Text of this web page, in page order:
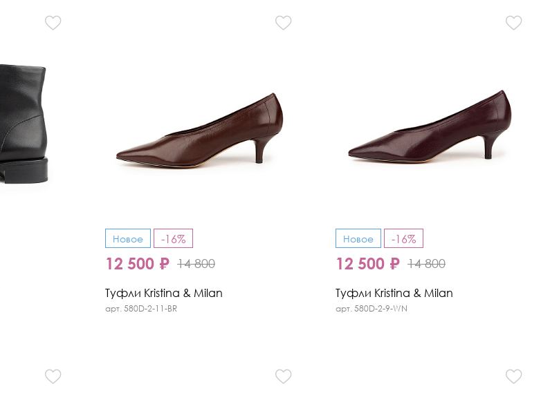
Новое -16%
12 500 ₽ 14 800
Туфли Kristina & Milan
арт. 580D-2-11-BR
Новое -16%
12 500 ₽ 14 800
Туфли Kristina & Milan
арт. 580D-2-9-WN